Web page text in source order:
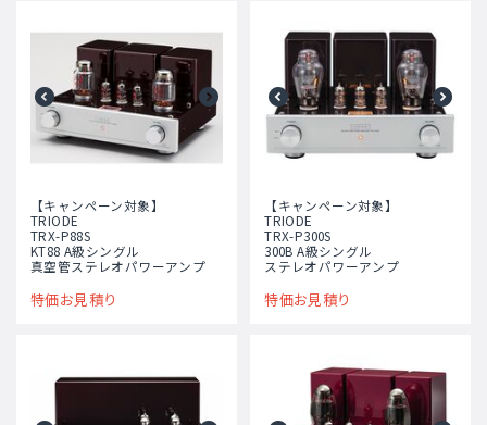
【キャンペーン対象】
TRIODE
TRX-P88S
KT88 A級シングル
真空管ステレオパワーアンプ
特価お見積り
【キャンペーン対象】
TRIODE
TRX-P300S
300B A級シングル
ステレオパワーアンプ
特価お見積り